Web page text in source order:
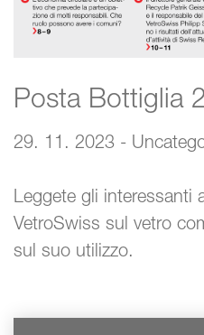
Posta Bottiglia
29. 11. 2023 -
Leggete gli interessanti
VetroSwiss sul vetro
sul suo utilizzo.